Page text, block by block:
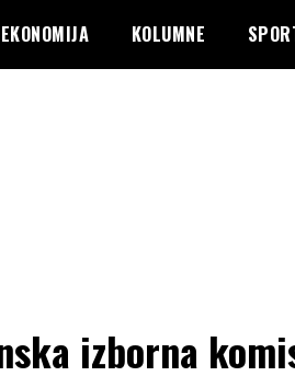
EKONOMIJA KOLUMNE
izborna